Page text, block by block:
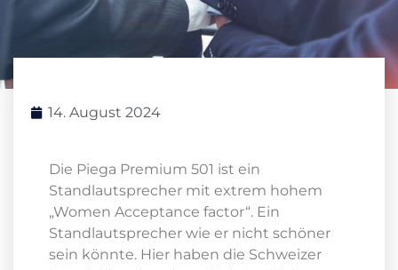
14. August 2024
Die Piega Premium 501 ist ein
Standlautsprecher mit extrem hohem
„Women Acceptance factor“. Ein
Standlautsprecher wie er nicht schöner
sein könnte. Hier haben die Schweizer